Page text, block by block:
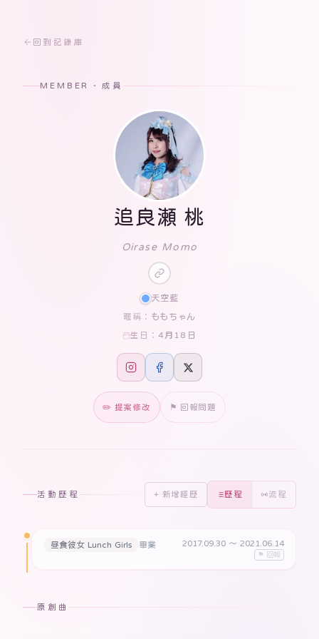
回到記錄庫
MEMBER · 成員
追良瀬 桃
Oirase Momo
天空藍
暱稱： ももちゃん
生日： 4月18日
✏️ 提案修改 ⚑ 回報問題
活動歷程 + 新增經歷 歷程 流程
昼食彼女 Lunch Girls 畢業 2017.09.30 〜 2021.06.14
⚑ 回報
原創曲